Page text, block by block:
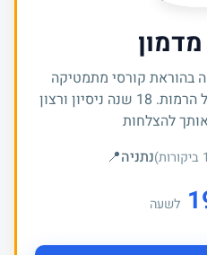
בהוראת קורסי מתמטיקה
להנדסות ומדעי המחשב בכל הרמות. 18 שנה ניסיון ורצון
להצלחות
נתניה📍
לשעה